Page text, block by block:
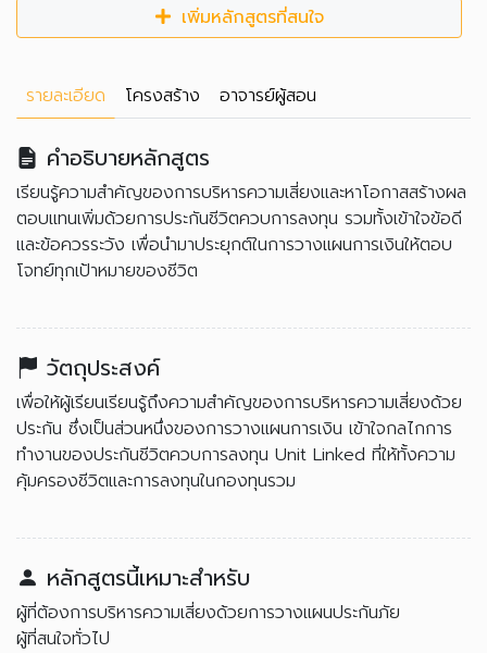
เพิ่มหลักสูตรที่สนใจ
รายละเอียด โครงสร้าง อาจารย์ผู้สอน
คำอธิบายหลักสูตร
เรียนรู้ความสำคัญของการบริหารความเสี่ยงและหาโอกาสสร้างผล
ตอบแทนเพิ่มด้วยการประกันชีวิตควบการลงทุน รวมทั้งเข้าใจข้อดี
และข้อควรระวัง เพื่อนำมาประยุกต์ในการวางแผนการเงินให้ตอบ
โจทย์ทุกเป้าหมายของชีวิต
วัตถุประสงค์
เพื่อให้ผู้เรียนเรียนรู้ถึงความสำคัญของการบริหารความเสี่ยงด้วย
ประกัน ซึ่งเป็นส่วนหนึ่งของการวางแผนการเงิน เข้าใจกลไกการ
ทำงานของประกันชีวิตควบการลงทุน Unit Linked ที่ให้ทั้งความ
คุ้มครองชีวิตและการลงทุนในกองทุนรวม
หลักสูตรนี้เหมาะสำหรับ
ผู้ที่ต้องการบริหารความเสี่ยงด้วยการวางแผนประกันภัย
ผู้ที่สนใจทั่วไป